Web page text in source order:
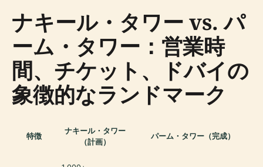
ナキール・タワー vs. パ
ーム・タワー：営業時
間、チケット、ドバイの
象徴的なランドマーク
特徴
ナキール・タワー
（計画）
パーム・タワー（完成）